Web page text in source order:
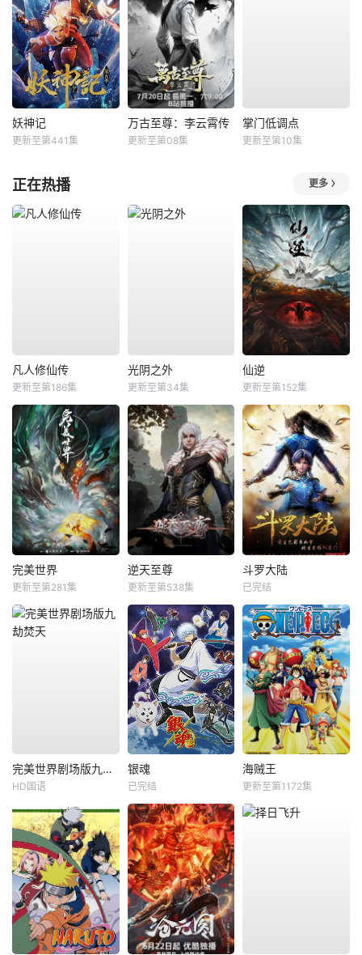
妖神记
更新至第441集
万古至尊：李云霄传
更新至第08集
掌门低调点
更新至第10集
正在热播 更多
凡人修仙传
更新至第186集
光阴之外
更新至第34集
仙逆
更新至第152集
完美世界
更新至第281集
逆天至尊
更新至第538集
斗罗大陆
已完结
完美世界剧场版九劫焚天
HD国语
银魂
已完结
海贼王
更新至第1172集